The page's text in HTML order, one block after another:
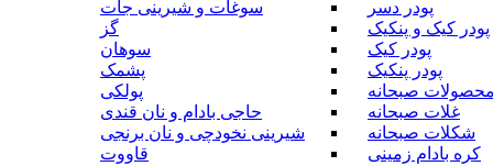
پودر دسر
پودر کیک و پنکیک
پودر کیک
پودر پنکیک
محصولات صبحانه
غلات صبحانه
شکلات صبحانه
کره بادام زمینی
سوغات و شیرینی جات
گز
سوهان
پشمک
پولکی
حاجی بادام و نان قندی
شیرینی نخودچی و نان برنجی
قاووت